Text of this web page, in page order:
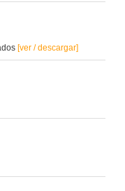
[ver / descargar]